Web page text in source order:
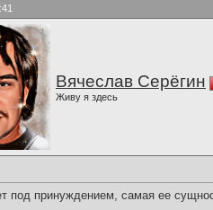
Вячеслав Серёгин
Живу я здесь
под принуждением, самая ее